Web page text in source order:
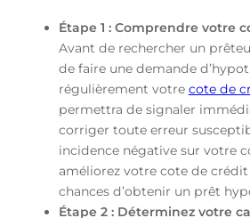
Étape 1 : Comprendre votre
Avant de rechercher un
de faire une demande
régulièrement votre cote de
permettra de signaler
corriger toute erreur
incidence négative sur votre
améliorez votre cote de
chances d’obtenir un prêt
Étape 2 : Déterminez votre